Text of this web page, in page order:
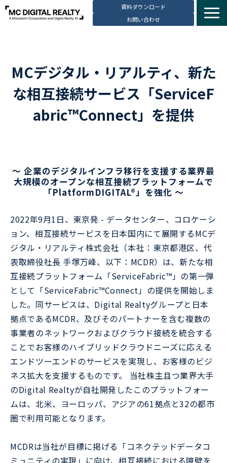
資料ダウンロード
お問い合わせ
データセンター拠点
導入事例
MCデジタル・リアルティ、新た
な相互接続サービス「ServiceF
abric™Connect」を提供
～ 企業のデジタルインフラ移行を支援する業界最
大規模のオープンな相互接続プラットフォームで
「PlatformDIGITAL®」を強化 ～
2022年9月1日、東京発 - データセンター、コロケーシ
ョン、相互接続サービスを日本国内にて展開するMCデ
ジタル・リアルティ株式会社（本社：東京都港区、代
表取締役社長 手塚万峰、以下：MCDR）は、新たな相
互接続プラットフォーム「ServiceFabric™」の第一弾
として「ServiceFabric™Connect」の提供を開始しま
した。同サービスは、Digital Realtyグループと日本
拠点であるMCDR、及びそのパートナーを含む複数の
事業者のネットワークおよびクラウド接続を統合する
ことでお客様のハイブリッドクラウドニーズに応える
エンドツーエンドのサービスを実現し、お客様のビジ
ネス拡大を支援するものです。 当社株主且つ業界大手
のDigital Realtyが自社開発したこのプラットフォー
ムは、北米、ヨーロッパ、アジアの61拠点と32の都市
圏で利用可能となります。
MCDRは当社が目標に掲げる「コネクテッドデータコ
ミュニティの実現」に向け、相互接続における障壁を